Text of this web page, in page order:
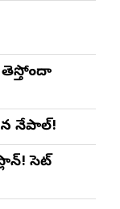
నేపాల్!
సెట్